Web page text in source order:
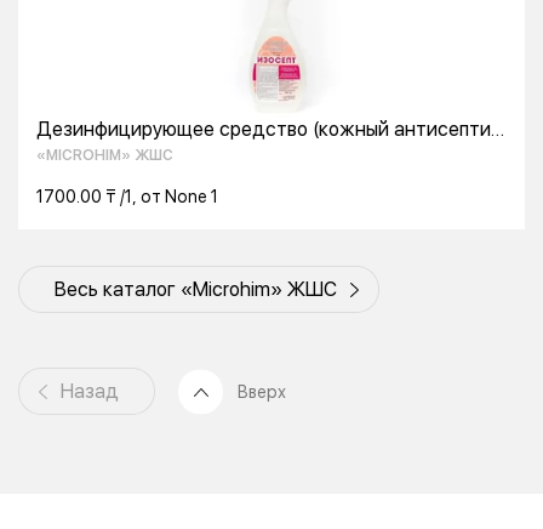
Дезинфицирующее средство (кожный антисептик)
«Изосепт»
«MICROHIM» ЖШС
1700.00 ₸ /1, от None 1
Весь каталог «Microhim» ЖШС
Назад Вверх